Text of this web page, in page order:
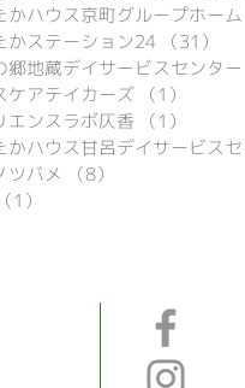
かハウス京町グループホーム
かステーション24
（31）
郷地蔵デイサービスセンター
ケアテイカーズ
（1）
エンスラボ仄香
（1）
ツバメ
（8）
（1）